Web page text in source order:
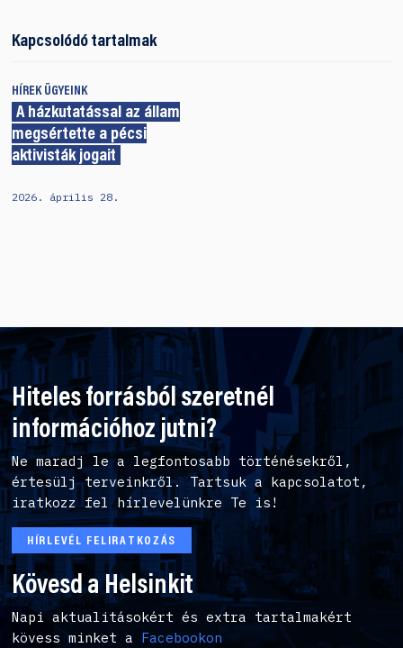
Kapcsolódó tartalmak
HÍREK ÜGYEINK
A házkutatással az állam
megsértette a pécsi
aktivisták jogait
2026. április 28.
Hiteles forrásból szeretnél
információhoz jutni?
Ne maradj le a legfontosabb történésekről,
értesülj terveinkről. Tartsuk a kapcsolatot,
iratkozz fel hírlevelünkre Te is!
HÍRLEVÉL FELIRATKOZÁS
Kövesd a Helsinkit
Napi aktualitásokért és extra tartalmakért
kövess minket a Facebookon